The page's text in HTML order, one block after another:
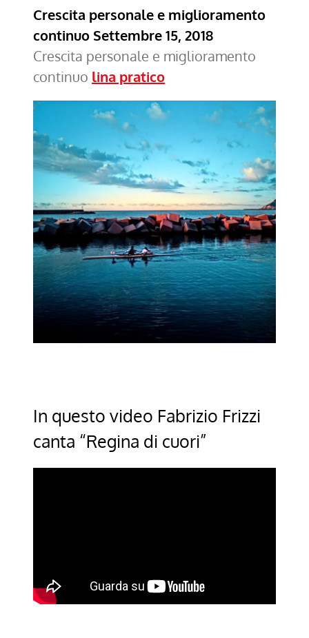
Crescita personale e miglioramento
continuo Settembre 15, 2018
Crescita personale e miglioramento
continuo lina pratico
In questo video Fabrizio Frizzi
canta “Regina di cuori”